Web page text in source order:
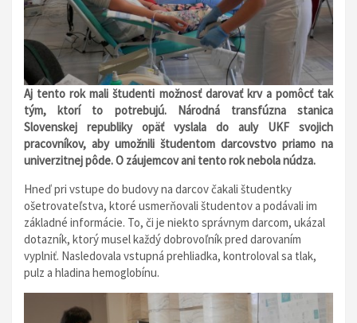
Aj tento rok mali študenti možnosť darovať krv a pomôcť tak
tým, ktorí to potrebujú. Národná transfúzna stanica
Slovenskej republiky opäť vyslala do auly UKF svojich
pracovníkov, aby umožnili študentom darcovstvo priamo na
univerzitnej pôde. O záujemcov ani tento rok nebola núdza.
Hneď pri vstupe do budovy na darcov čakali študentky
ošetrovateľstva, ktoré usmerňovali študentov a podávali im
základné informácie. To, či je niekto správnym darcom, ukázal
dotazník, ktorý musel každý dobrovoľník pred darovaním
vyplniť. Nasledovala vstupná prehliadka, kontroloval sa tlak,
pulz a hladina hemoglobínu.